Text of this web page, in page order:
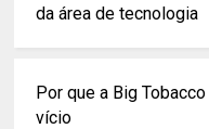
da área de tecnologia
Por que a Big
vício